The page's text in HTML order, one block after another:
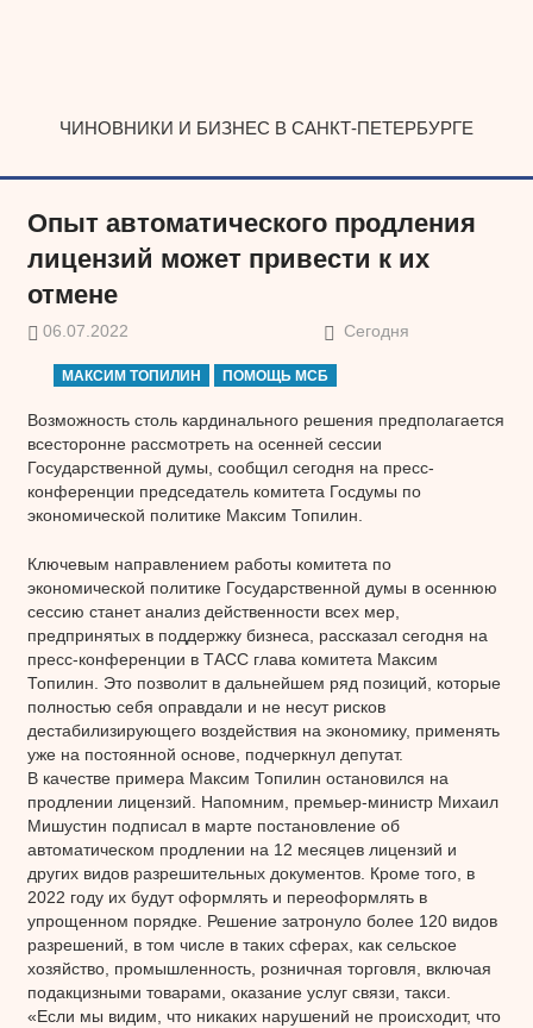
ЧИНОВНИКИ И БИЗНЕС В САНКТ-ПЕТЕРБУРГЕ
Опыт автоматического продления
лицензий может привести к их
отмене
06.07.2022 Сегодня
МАКСИМ ТОПИЛИН ПОМОЩЬ МСБ
Возможность столь кардинального решения предполагается
всесторонне рассмотреть на осенней сессии
Государственной думы, сообщил сегодня на пресс-
конференции председатель комитета Госдумы по
экономической политике Максим Топилин.
Ключевым направлением работы комитета по
экономической политике Государственной думы в осеннюю
сессию станет анализ действенности всех мер,
предпринятых в поддержку бизнеса, рассказал сегодня на
пресс-конференции в ТАСС глава комитета Максим
Топилин. Это позволит в дальнейшем ряд позиций, которые
полностью себя оправдали и не несут рисков
дестабилизирующего воздействия на экономику, применять
уже на постоянной основе, подчеркнул депутат.
В качестве примера Максим Топилин остановился на
продлении лицензий. Напомним, премьер-министр Михаил
Мишустин подписал в марте постановление об
автоматическом продлении на 12 месяцев лицензий и
других видов разрешительных документов. Кроме того, в
2022 году их будут оформлять и переоформлять в
упрощенном порядке. Решение затронуло более 120 видов
разрешений, в том числе в таких сферах, как сельское
хозяйство, промышленность, розничная торговля, включая
подакцизными товарами, оказание услуг связи, такси.
«Если мы видим, что никаких нарушений не происходит, что